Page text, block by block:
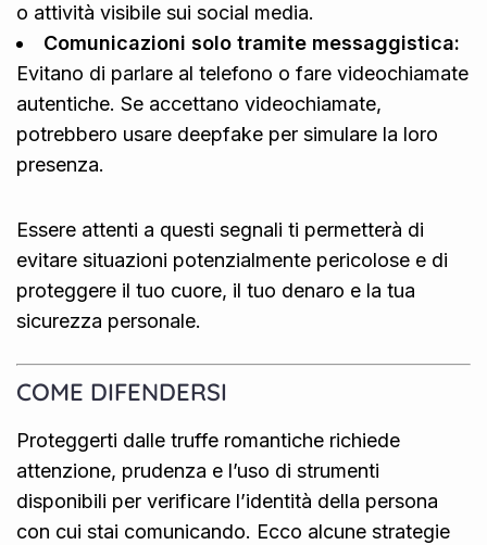
o attività visibile sui social media.
Comunicazioni solo tramite messaggistica:
Evitano di parlare al telefono o fare videochiamate
autentiche. Se accettano videochiamate,
potrebbero usare deepfake per simulare la loro
presenza.
Essere attenti a questi segnali ti permetterà di
evitare situazioni potenzialmente pericolose e di
proteggere il tuo cuore, il tuo denaro e la tua
sicurezza personale.
COME DIFENDERSI
Proteggerti dalle truffe romantiche richiede
attenzione, prudenza e l’uso di strumenti
disponibili per verificare l’identità della persona
con cui stai comunicando. Ecco alcune strategie